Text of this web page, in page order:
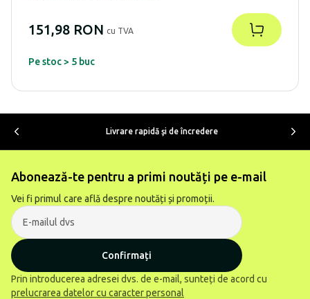
151,98 RON cu TVA
Pe stoc > 5 buc
Livrare rapidă şi de încredere
Abonează-te pentru a primi noutăți pe e-mail
Vei fi primul care află despre noutăți și promoții.
Confirmați
Prin introducerea adresei dvs. de e-mail, sunteți de acord cu
prelucrarea datelor cu caracter personal